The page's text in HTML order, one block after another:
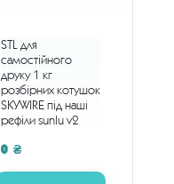
STL для
самостійного
друку 1 кг
розбірних котушок
SKYWIRE під наші
рефіли sunlu v2
0 ₴